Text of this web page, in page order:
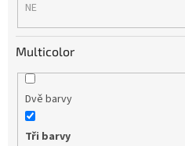
NE
Multicolor
Dvě barvy
Tři barvy